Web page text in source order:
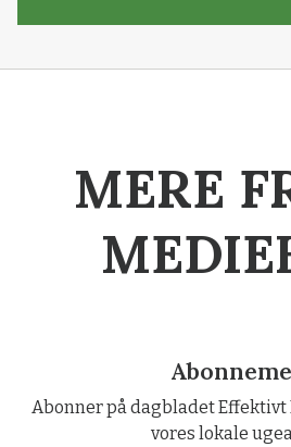
MERE
Abonner på dagbladet
vores lokale